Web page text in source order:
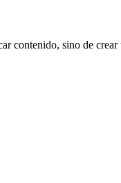
contenido, sino de